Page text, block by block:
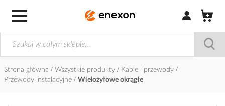
Zaloguj się /
Strona główna Wszystkie produkty
Kable i przewody
Przewody instalacyjne
Wielożyłowe okrągłe